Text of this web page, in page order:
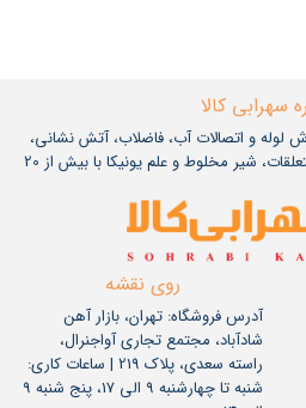
سهرابی کالا
لوله و اتصالات آب، فاضلاب، آتش نشانی،
گاز، استخر، پمپ های آبرسانی و متعلقات، شیر مخلوط و علم یونیکا با بیش از 20
روی نقشه
آدرس فروشگاه: تهران، بازار آهن
شادآباد، مجتمع تجاری آواجنرال،
راسته سعدی، پلاک 219 | ساعات کاری:
شنبه تا چهارشنبه 9 الی 17، پنج شنبه 9